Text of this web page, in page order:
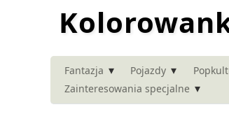
Fantazja ▾ Pojazdy ▾
Zainteresowania specjalne ▾